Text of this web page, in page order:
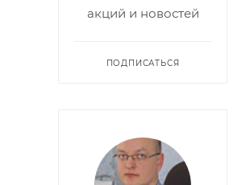
акций и новостей
ПОДПИСАТЬСЯ